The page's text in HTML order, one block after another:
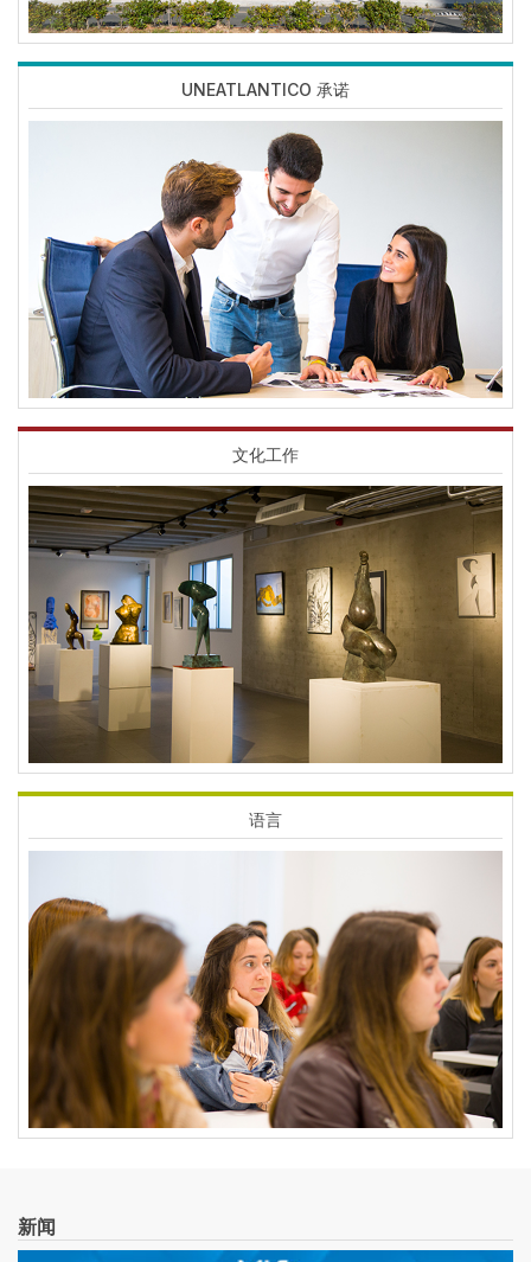
UNEATLANTICO 承诺
文化工作
Imagen
语言
Imagen
新闻